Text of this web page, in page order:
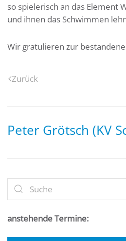
so spielerisch an das Element
und ihnen das Schwimmen
Wir gratulieren zur
Zurück
Peter Grötsch (KV
anstehende Termine: